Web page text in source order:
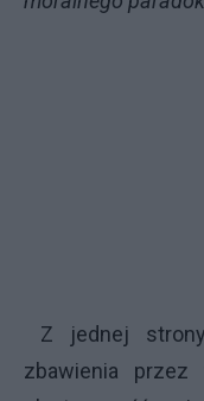
Z jednej
zbawienia